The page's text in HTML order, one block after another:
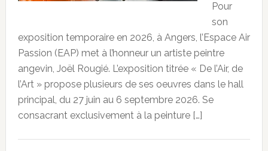
Pour
son
exposition temporaire en 2026, à Angers, l’Espace Air
Passion (EAP) met à l’honneur un artiste peintre
angevin, Joël Rougié. L’exposition titrée « De l’Air, de
l’Art » propose plusieurs de ses oeuvres dans le hall
principal, du 27 juin au 6 septembre 2026. Se
consacrant exclusivement à la peinture […]